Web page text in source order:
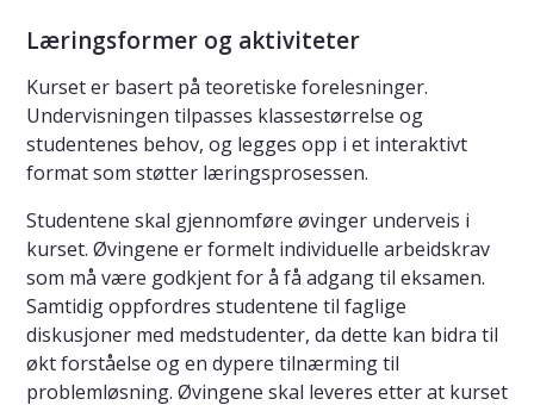
Læringsformer og aktiviteter
Kurset er basert på teoretiske forelesninger.
Undervisningen tilpasses klassestørrelse og
studentenes behov, og legges opp i et interaktivt
format som støtter læringsprosessen.
Studentene skal gjennomføre øvinger underveis i
kurset. Øvingene er formelt individuelle arbeidskrav
som må være godkjent for å få adgang til eksamen.
Samtidig oppfordres studentene til faglige
diskusjoner med medstudenter, da dette kan bidra til
økt forståelse og en dypere tilnærming til
problemløsning. Øvingene skal leveres etter at kurset